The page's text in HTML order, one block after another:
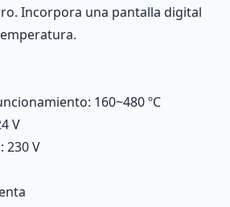
Incorpora una pantalla digital
: 160~480 ºC
V
: 230 V